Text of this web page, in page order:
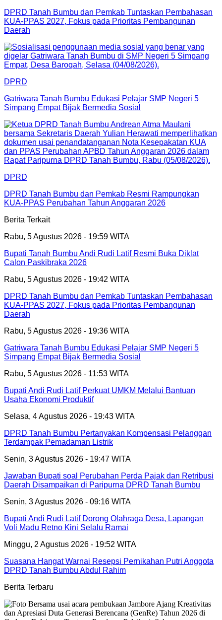
DPRD Tanah Bumbu dan Pemkab Tuntaskan Pembahasan
KUA-PPAS 2027, Fokus pada Prioritas Pembangunan
Daerah
DPRD
Gatriwara Tanah Bumbu Edukasi Pelajar SMP Negeri 5
Simpang Empat Bijak Bermedia Sosial
DPRD
DPRD Tanah Bumbu dan Pemkab Resmi Rampungkan
KUA-PPAS Perubahan Tahun Anggaran 2026
Berita Terkait
Rabu, 5 Agustus 2026 - 19:59 WITA
Bupati Tanah Bumbu Andi Rudi Latif Resmi Buka Diklat
Calon Paskibraka 2026
Rabu, 5 Agustus 2026 - 19:42 WITA
DPRD Tanah Bumbu dan Pemkab Tuntaskan Pembahasan
KUA-PPAS 2027, Fokus pada Prioritas Pembangunan
Daerah
Rabu, 5 Agustus 2026 - 19:36 WITA
Gatriwara Tanah Bumbu Edukasi Pelajar SMP Negeri 5
Simpang Empat Bijak Bermedia Sosial
Rabu, 5 Agustus 2026 - 11:53 WITA
Bupati Andi Rudi Latif Perkuat UMKM Melalui Bantuan
Usaha Ekonomi Produktif
Selasa, 4 Agustus 2026 - 19:43 WITA
DPRD Tanah Bumbu Pertanyakan Kompensasi Pelanggan
Terdampak Pemadaman Listrik
Senin, 3 Agustus 2026 - 19:47 WITA
Jawaban Bupati soal Perubahan Perda Pajak dan Retribusi
Daerah Disampaikan di Paripurna DPRD Tanah Bumbu
Senin, 3 Agustus 2026 - 09:16 WITA
Bupati Andi Rudi Latif Dorong Olahraga Desa, Lapangan
Voli Madu Retno Kini Selalu Ramai
Minggu, 2 Agustus 2026 - 19:52 WITA
Suasana Hangat Warnai Resepsi Pernikahan Putri Anggota
DPRD Tanah Bumbu Abdul Rahim
Berita Terbaru